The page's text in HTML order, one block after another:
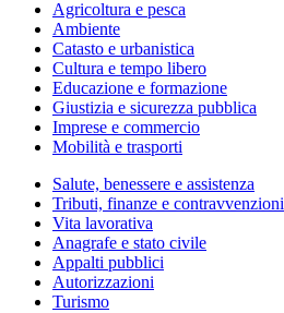
Agricoltura e pesca
Ambiente
Catasto e urbanistica
Cultura e tempo libero
Educazione e formazione
Giustizia e sicurezza pubblica
Imprese e commercio
Mobilità e trasporti
Salute, benessere e assistenza
Tributi, finanze e contravvenzioni
Vita lavorativa
Anagrafe e stato civile
Appalti pubblici
Autorizzazioni
Turismo